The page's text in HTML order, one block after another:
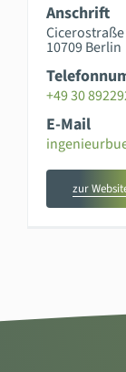
Anschrift
10709 Berlin
+49 30
E-Mail
zur